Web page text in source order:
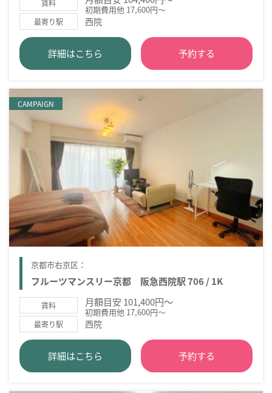
賃料
初期費用他 17,600円～
最寄り駅 西院
詳細はこちら 予約する
CAMPAIGN
京都市右京区：
フルーツマンスリー京都 阪急西院駅 706 / 1K
賃料 月額目安 101,400円～
初期費用他 17,600円～
最寄り駅 西院
詳細はこちら 予約する